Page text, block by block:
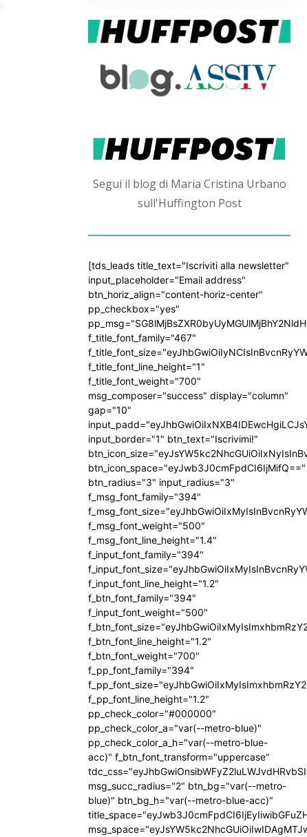
Segui il blog di Maria Cristina Urbano
sull'Huffington Post
[tds_leads title_text="Iscriviti alla newsletter"
input_placeholder="Email address"
btn_horiz_align="content-horiz-center"
pp_checkbox="yes"
f_title_font_family="467"
f_title_font_line_height="1"
f_title_font_weight="700"
msg_composer="success" display="column"
gap="10"
input_border="1" btn_text="Iscrivimi!"
btn_icon_space="eyJwb3J0cmFpdCI6IjMifQ=="
btn_radius="3" input_radius="3"
f_msg_font_family="394"
f_msg_font_weight="500"
f_msg_font_line_height="1.4"
f_input_font_family="394"
f_input_font_line_height="1.2"
f_btn_font_family="394"
f_input_font_weight="500"
f_btn_font_line_height="1.2"
f_btn_font_weight="700"
f_pp_font_family="394"
f_pp_font_line_height="1.2"
pp_check_color="#000000"
pp_check_color_a="var(--metro-blue)"
pp_check_color_a_h="var(--metro-blue-
acc)" f_btn_font_transform="uppercase"
msg_succ_radius="2" btn_bg="var(--metro-
blue)" btn_bg_h="var(--metro-blue-acc)"